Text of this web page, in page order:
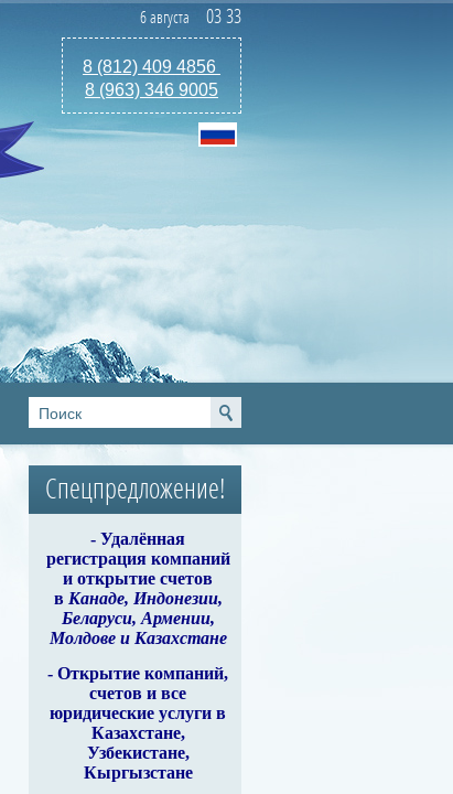
8 (812) 409 4856
8 (963) 346 9005
6 августа 0333
Спецпредложение!
- Удалённая
регистрация компаний
и открытие счетов
в Канаде, Индонезии,
Беларуси, Армении,
Молдове и Казахстане
- Открытие компаний,
счетов и все
юридические услуги в
Казахстане,
Узбекистане,
Кыргызстане